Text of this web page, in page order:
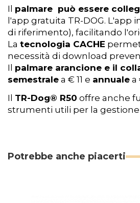
Il palmare può essere
l'app gratuita TR-DOG. L'app
di riferimento), facilitando
La tecnologia CACHE
necessità di download
Il palmare arancione e il
semestrale a € 11 e annuale a
Il TR-Dog® R50 offre anche
strumenti utili per la
Potrebbe anche piacerti